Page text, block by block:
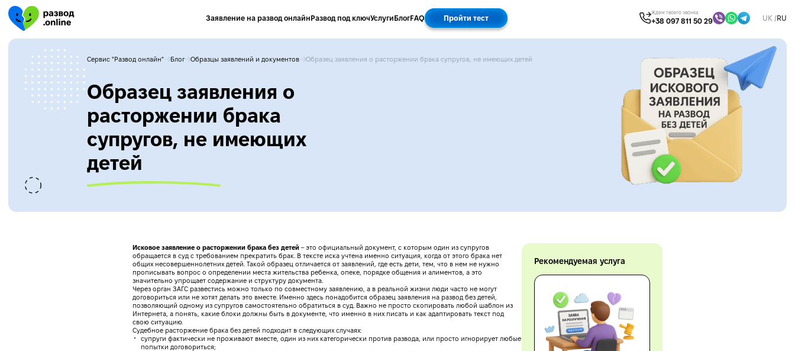
Заявление на развод онлайнРазвод под ключУслугиБлогFAQ Пройти тест
Ждем твоего звонка
+38 097 811 50 29 UK RU
Сервис "Развод онлайн" Блог Образцы заявлений и документов Образец заявления о расторжении брака супругов, не имеющих детей
Образец заявления о
расторжении брака
супругов, не имеющих
детей
Исковое заявление о расторжении брака без детей– это официальный документ, с которым один из супругов
обращается в суд с требованием прекратить брак. В тексте иска учтена именно ситуация, когда от этого брака нет
общих несовершеннолетних детей. Такой образец отличается от заявлений, где есть дети, тем, что в нем не нужно
прописывать вопрос о определении места жительства ребенка, опеке, порядке общения и алиментов, а это
значительно упрощает содержание и структуру документа.
Через орган ЗАГС развестись можно только по совместному заявлению, а в реальной жизни люди часто не могут
договориться или не хотят делать это вместе. Именно здесь понадобится образец заявления на развод без детей,
позволяющий одному из супругов самостоятельно обратиться в суд. Важно не просто скопировать любой шаблон из
Интернета, а понять, какие блоки должны быть в документе, что именно в них писать и как адаптировать текст под
свою ситуацию.
Судебное расторжение брака без детей подходит в следующих случаях:
супруги фактически не проживают вместе, один из них категорически против развода, или просто игнорирует любые
попытки договориться;
Рекомендуемая услуга